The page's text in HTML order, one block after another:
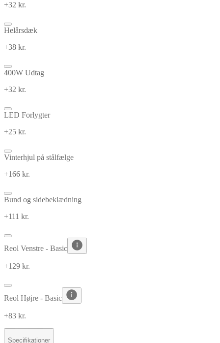
+32 kr.
Helårsdæk
+38 kr.
400W Udtag
+32 kr.
LED Forlygter
+25 kr.
Vinterhjul på stålfælge
+166 kr.
Bund og sidebeklædning
+111 kr.
Reol Venstre - Basic
+129 kr.
Reol Højre - Basic
+83 kr.
Specifikationer